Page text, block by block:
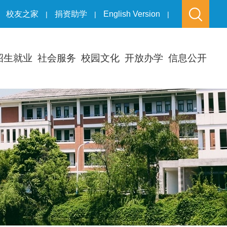
校友之家 | 捐资助学 | English Version |
生就业 社会服务 校园文化 开放办学 信息公开